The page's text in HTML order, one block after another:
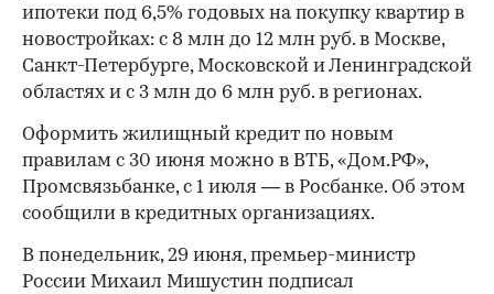
ипотеки под 6,5% годовых на покупку квартир в
новостройках: с 8 млн до 12 млн руб. в Москве,
Санкт-Петербурге, Московской и Ленинградской
областях и с 3 млн до 6 млн руб. в регионах.
Оформить жилищный кредит по новым
правилам с 30 июня можно в ВТБ, «Дом.РФ»,
Промсвязьбанке, с 1 июля — в Росбанке. Об этом
сообщили в кредитных организациях.
В понедельник, 29 июня, премьер-министр
России Михаил Мишустин подписал